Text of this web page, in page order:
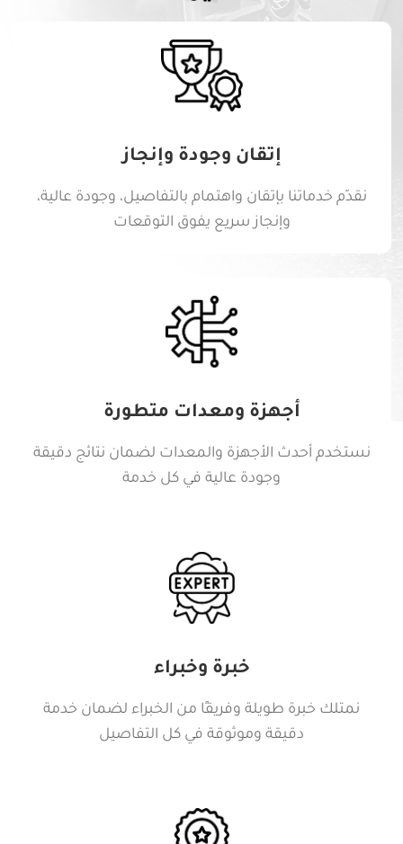
خبرة وخبراء
نمتلك خبرة طويلة وفريقًا من الخبراء لضمان خدمة
دقيقة وموثوقة في كل التفاصيل
أجهزة ومعدات متطورة
نستخدم أحدث الأجهزة والمعدات لضمان نتائج دقيقة
وجودة عالية في كل خدمة
إتقان وجودة وإنجاز
نقدّم خدماتنا بإتقان واهتمام بالتفاصيل، وجودة عالية،
وإنجاز سريع يفوق التوقعات